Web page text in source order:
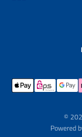
©
Powered